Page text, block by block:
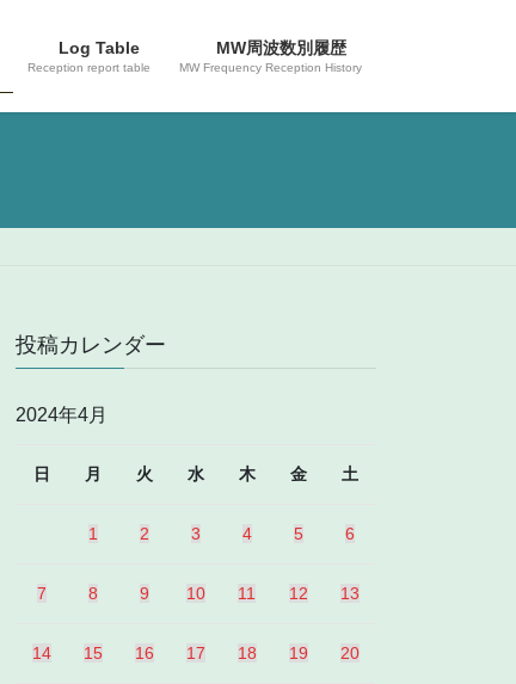
Log Table
Reception report table
MW周波数別履歴
MW Frequency Reception History
投稿カレンダー
2024年4月
日 月 火 水 木 金 土
1 2 3 4 5 6
7 8 9 10 11 12 13
14 15 16 17 18 19 20